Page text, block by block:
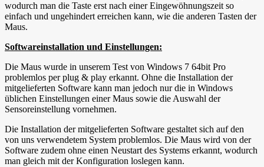
wodurch man die Taste erst nach einer Eingewöhnungszeit so
einfach und ungehindert erreichen kann, wie die anderen Tasten der
Maus.
Softwareinstallation und Einstellungen:
Die Maus wurde in unserem Test von Windows 7 64bit Pro
problemlos per plug & play erkannt. Ohne die Installation der
mitgelieferten Software kann man jedoch nur die in Windows
üblichen Einstellungen einer Maus sowie die Auswahl der
Sensoreinstellung vornehmen.
Die Installation der mitgelieferten Software gestaltet sich auf den
von uns verwendetem System problemlos. Die Maus wird von der
Software zudem ohne einen Neustart des Systems erkannt, wodurch
man gleich mit der Konfiguration loslegen kann.